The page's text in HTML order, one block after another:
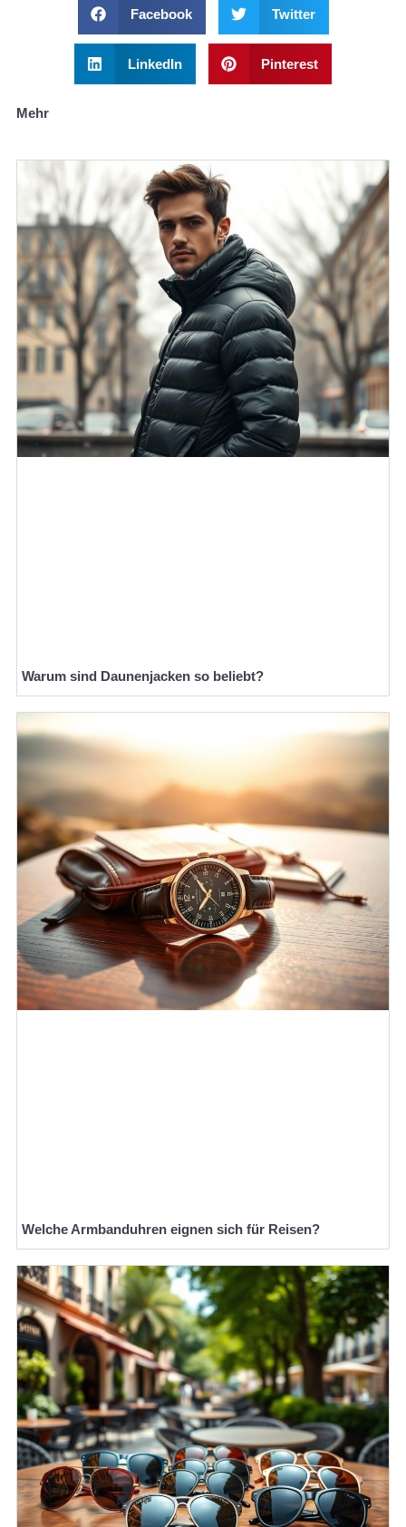
Facebook Twitter
LinkedIn Pinterest
Mehr
Warum sind Daunenjacken so beliebt?
Welche Armbanduhren eignen sich für Reisen?